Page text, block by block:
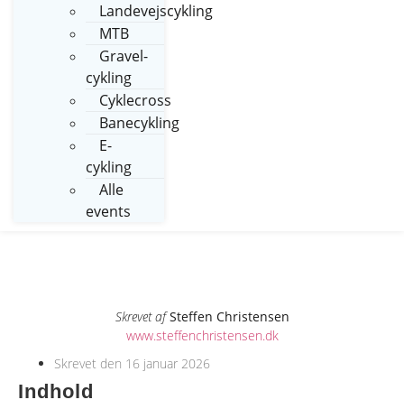
Landevejscykling
MTB
Gravel-
cykling
Cyklecross
Banecykling
E-
cykling
Alle
events
Skrevet afSteffen Christensen
www.steffenchristensen.dk
Skrevet den 16 januar 2026
Indhold